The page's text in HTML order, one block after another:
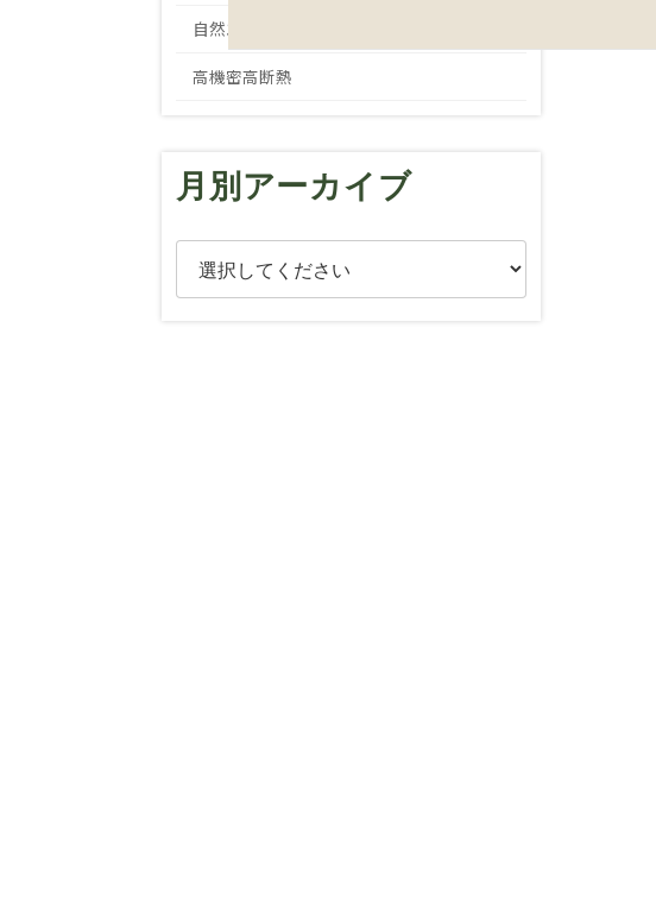
自然エネルギー
高機密高断熱
月別アーカイブ